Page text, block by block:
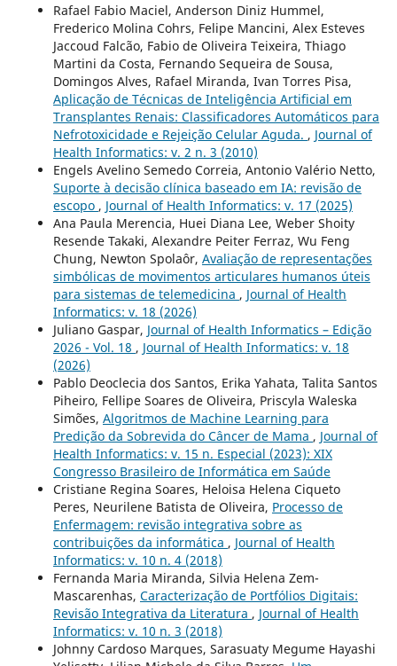
Rafael Fabio Maciel, Anderson Diniz Hummel,
Frederico Molina Cohrs, Felipe Mancini, Alex Esteves
Jaccoud Falcão, Fabio de Oliveira Teixeira, Thiago
Martini da Costa, Fernando Sequeira de Sousa,
Domingos Alves, Rafael Miranda, Ivan Torres Pisa,
Aplicação de Técnicas de Inteligência Artificial em
Transplantes Renais: Classificadores Automáticos para
Nefrotoxicidade e Rejeição Celular Aguda. , Journal of
Health Informatics: v. 2 n. 3 (2010)
Engels Avelino Semedo Correia, Antonio Valério Netto,
Suporte à decisão clínica baseado em IA: revisão de
escopo , Journal of Health Informatics: v. 17 (2025)
Ana Paula Merencia, Huei Diana Lee, Weber Shoity
Resende Takaki, Alexandre Peiter Ferraz, Wu Feng
Chung, Newton Spolaôr, Avaliação de representações
simbólicas de movimentos articulares humanos úteis
para sistemas de telemedicina , Journal of Health
Informatics: v. 18 (2026)
Juliano Gaspar, Journal of Health Informatics – Edição
2026 - Vol. 18 , Journal of Health Informatics: v. 18
(2026)
Pablo Deoclecia dos Santos, Erika Yahata, Talita Santos
Piheiro, Fellipe Soares de Oliveira, Priscyla Waleska
Simões, Algoritmos de Machine Learning para
Predição da Sobrevida do Câncer de Mama , Journal of
Health Informatics: v. 15 n. Especial (2023): XIX
Congresso Brasileiro de Informática em Saúde
Cristiane Regina Soares, Heloisa Helena Ciqueto
Peres, Neurilene Batista de Oliveira, Processo de
Enfermagem: revisão integrativa sobre as
contribuições da informática , Journal of Health
Informatics: v. 10 n. 4 (2018)
Fernanda Maria Miranda, Silvia Helena Zem-
Mascarenhas, Caracterização de Portfólios Digitais:
Revisão Integrativa da Literatura , Journal of Health
Informatics: v. 10 n. 3 (2018)
Johnny Cardoso Marques, Sarasuaty Megume Hayashi